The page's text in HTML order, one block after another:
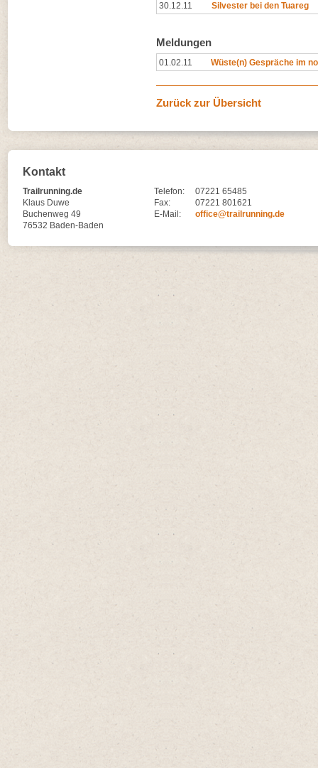
30.12.11
Silvester bei den Tuareg
Meldungen
01.02.11 Wüste(n) Gespräche im
Zurück zur Übersicht
Kontakt
Trailrunning.de
Klaus Duwe
Buchenweg 49
76532 Baden-Baden
Telefon:
07221 65485
Fax:
07221 801621
E-Mail:
office@trailrunning.de